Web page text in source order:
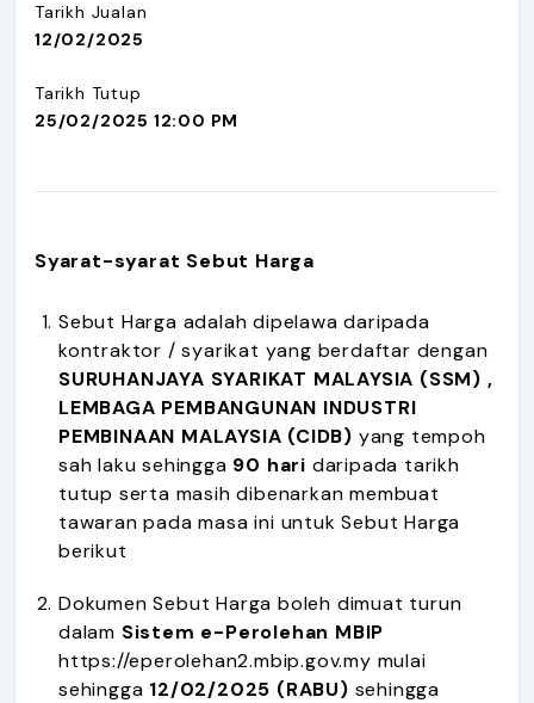
Tarikh Jualan
12/02/2025
Tarikh Tutup
25/02/2025 12:00 PM
Syarat-syarat Sebut Harga
Sebut Harga adalah dipelawa daripada
kontraktor / syarikat yang berdaftar dengan
SURUHANJAYA SYARIKAT MALAYSIA (SSM) ,
LEMBAGA PEMBANGUNAN INDUSTRI
PEMBINAAN MALAYSIA (CIDB) yang tempoh
sah laku sehingga 90 hari daripada tarikh
tutup serta masih dibenarkan membuat
tawaran pada masa ini untuk Sebut Harga
berikut
Dokumen Sebut Harga boleh dimuat turun
dalam Sistem e-Perolehan MBIP
https://eperolehan2.mbip.gov.my mulai
sehingga 12/02/2025 (RABU) sehingga